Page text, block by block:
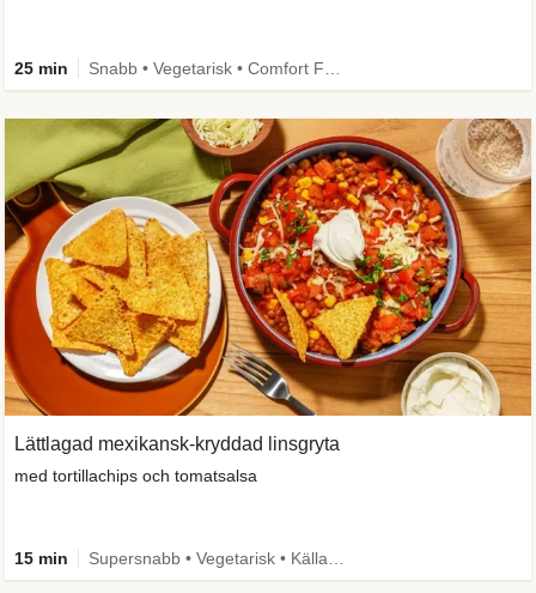
25 min
Lättlagad mexikansk-kryddad linsgryta
med tortillachips och tomatsalsa
15 min